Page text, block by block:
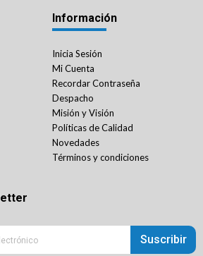
Información
Inicia Sesión
Mi Cuenta
Recordar Contraseña
Despacho
Misión y Visión
Políticas de Calidad
Novedades
Términos y condiciones
Suscribir